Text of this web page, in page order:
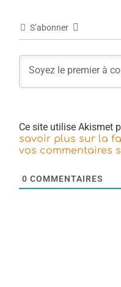
S’abonner
Ce site utilise Akismet
savoir plus sur la
vos commentaires
0 COMMENTAIRES